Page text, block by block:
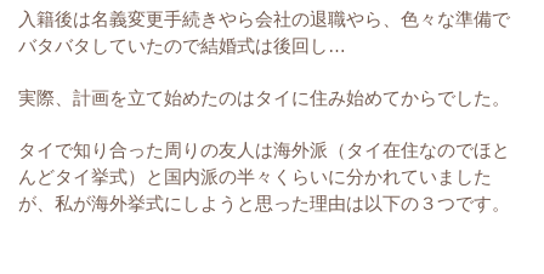
入籍後は名義変更手続きやら会社の退職やら、色々な準備で
バタバタしていたので結婚式は後回し…
実際、計画を立て始めたのはタイに住み始めてからでした。
タイで知り合った周りの友人は海外派（タイ在住なのでほと
んどタイ挙式）と国内派の半々くらいに分かれていました
が、私が海外挙式にしようと思った理由は以下の３つです。